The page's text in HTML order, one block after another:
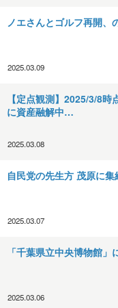
ノエさんとゴルフ再開、
2025.03.09
【定点観測】2025/3/8
に資産融解中…
2025.03.08
自民党の先生方 茂原に
2025.03.07
「千葉県立中央博物館
2025.03.06